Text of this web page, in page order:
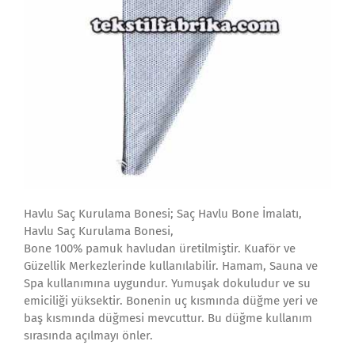
Havlu Saç Kurulama Bonesi; Saç Havlu Bone İmalatı,
Havlu Saç Kurulama Bonesi,
Bone 100% pamuk havludan üretilmiştir. Kuaför ve
Güzellik Merkezlerinde kullanılabilir. Hamam, Sauna ve
Spa kullanımına uygundur. Yumuşak dokuludur ve su
emiciliği yüksektir. Bonenin uç kısmında düğme yeri ve
baş kısmında düğmesi mevcuttur. Bu düğme kullanım
sırasında açılmayı önler.